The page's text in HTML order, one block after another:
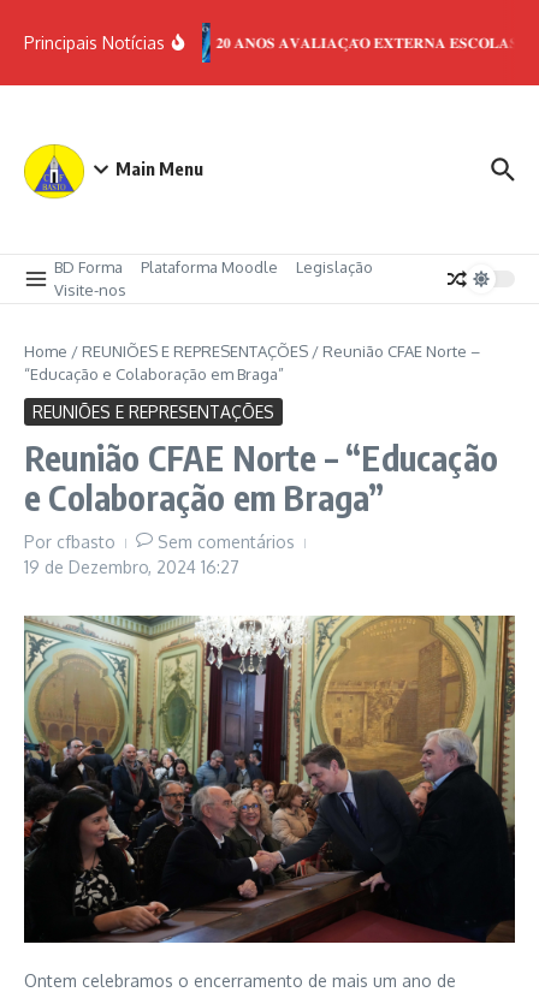
Principais Notícias
𝟐𝟎 𝐀𝐍𝐎𝐒 𝐀𝐕𝐀𝐋𝐈𝐀𝐂̧𝐀̃𝐎 𝐄𝐗𝐓𝐄𝐑𝐍𝐀 𝐄𝐒𝐂𝐎𝐋𝐀𝐒
Main Menu
BD Forma Plataforma Moodle
Legislação
Visite-nos
Home / REUNIÕES E REPRESENTAÇÕES / Reunião CFAE Norte –
“Educação e Colaboração em Braga”
REUNIÕES E REPRESENTAÇÕES
Reunião CFAE Norte – “Educação
e Colaboração em Braga”
Por cfbasto
Sem comentários
19 de Dezembro, 2024 16:27
Ontem celebramos o encerramento de mais um ano de